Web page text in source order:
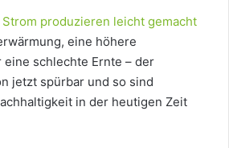
Strom produzieren leicht gemacht
eine höhere
schlechte Ernte – der
jetzt spürbar und so sind
in der heutigen Zeit